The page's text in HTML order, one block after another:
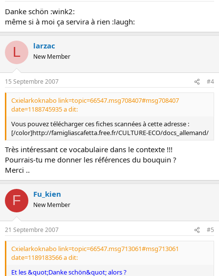
Danke schön :wink2:
même si à moi ça servira à rien :laugh:
L larzac
New Member
15 Septembre 2007 #4
Cxielarkoknabo link=topic=66547.msg708407#msg708407
date=1188745935 a dit:
Vous pouvez télécharger ces fiches scannées à cette adresse :
[/color]http://famigliascafetta.free.fr/CULTURE-ECO/docs_allemand/
Très intéressant ce vocabulaire dans le contexte !!!
Pourrais-tu me donner les références du bouquin ?
Merci ..
F Fu_kien
New Member
21 Septembre 2007 #5
Cxielarkoknabo link=topic=66547.msg713061#msg713061
date=1189183566 a dit:
Et les &quot;Danke schön&quot; alors ?